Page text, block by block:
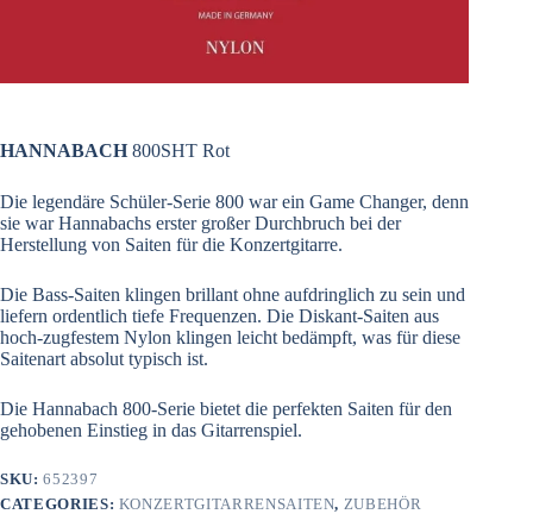
HANNABACH 800SHT Rot
Die legendäre Schüler-Serie 800 war ein Game Changer, denn
sie war Hannabachs erster großer Durchbruch bei der
Herstellung von Saiten für die Konzertgitarre.
Die Bass-Saiten klingen brillant ohne aufdringlich zu sein und
liefern ordentlich tiefe Frequenzen. Die Diskant-Saiten aus
hoch-zugfestem Nylon klingen leicht bedämpft, was für diese
Saitenart absolut typisch ist.
Die Hannabach 800-Serie bietet die perfekten Saiten für den
gehobenen Einstieg in das Gitarrenspiel.
SKU:652397
CATEGORIES: KONZERTGITARRENSAITEN, ZUBEHÖR